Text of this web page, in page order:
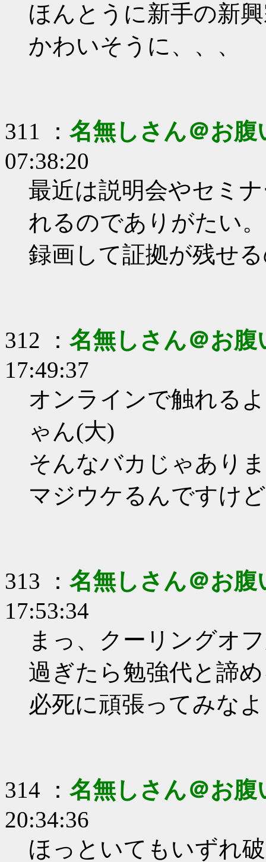
ほんとうに新手の新
かわいそうに、、、
311 ： 名無しさん＠お腹
07:38:20
最近は説明会やセミ
れるのでありがたい。
録画して証拠が残せ
312 ： 名無しさん＠お腹
17:49:37
オンラインで触れる
ゃん(大)
そんなバカじゃあり
マジウケるんですけ
313 ： 名無しさん＠お腹
17:53:34
まっ、クーリングオ
過ぎたら勉強代と諦
必死に頑張ってみな
314 ： 名無しさん＠お腹
20:34:36
ほっといてもいずれ